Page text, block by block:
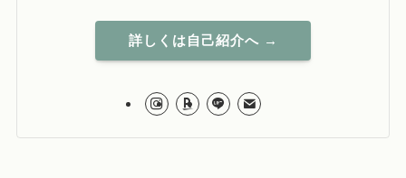
詳しくは自己紹介へ →